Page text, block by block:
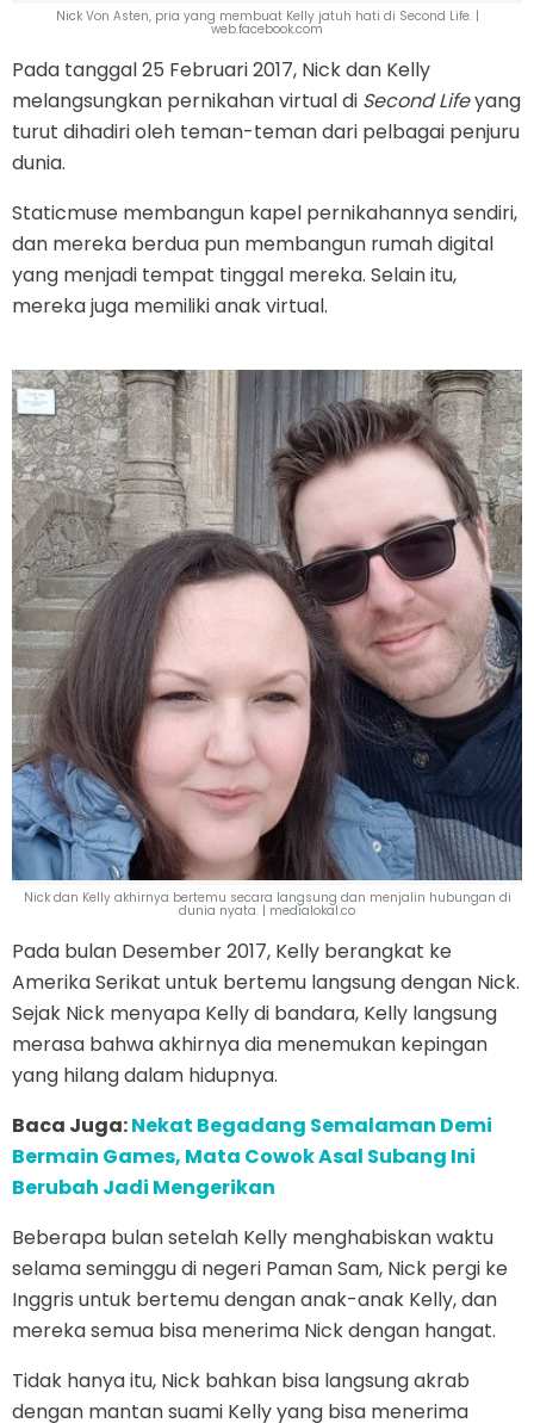
Nick Von Asten, pria yang membuat Kelly jatuh hati di Second Life. |
web.facebook.com
Pada tanggal 25 Februari 2017, Nick dan Kelly
melangsungkan pernikahan virtual di Second Lifeyang
turut dihadiri oleh teman-teman dari pelbagai penjuru
dunia.
Staticmuse membangun kapel pernikahannya sendiri,
dan mereka berdua pun membangun rumah digital
yang menjadi tempat tinggal mereka. Selain itu,
mereka juga memiliki anak virtual.
Nick dan Kelly akhirnya bertemu secara langsung dan menjalin hubungan di
dunia nyata. | medialokal.co
Pada bulan Desember 2017, Kelly berangkat ke
Amerika Serikat untuk bertemu langsung dengan Nick.
Sejak Nick menyapa Kelly di bandara, Kelly langsung
merasa bahwa akhirnya dia menemukan kepingan
yang hilang dalam hidupnya.
Baca Juga:Nekat Begadang Semalaman Demi
Bermain Games, Mata Cowok Asal Subang Ini
Berubah Jadi Mengerikan
Beberapa bulan setelah Kelly menghabiskan waktu
selama seminggu di negeri Paman Sam, Nick pergi ke
Inggris untuk bertemu dengan anak-anak Kelly, dan
mereka semua bisa menerima Nick dengan hangat.
Tidak hanya itu, Nick bahkan bisa langsung akrab
dengan mantan suami Kelly yang bisa menerima